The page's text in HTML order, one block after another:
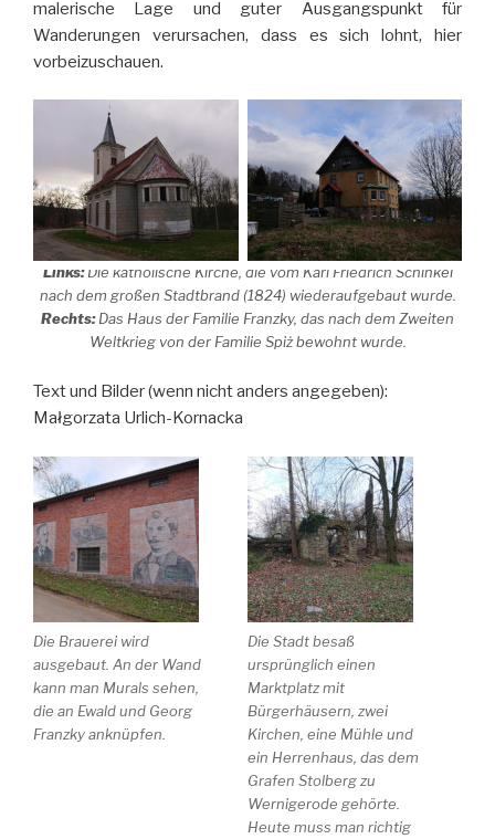
malerische Lage und guter Ausgangspunkt für
Wanderungen verursachen, dass es sich lohnt, hier
vorbeizuschauen.
Links:Die katholische Kirche, die vom Karl Friedrich Schinkel
nach dem großen Stadtbrand (1824) wiederaufgebaut wurde.
Rechts:Das Haus der Familie Franzky, das nach dem Zweiten
Weltkrieg von der Familie Spiż bewohnt wurde.
Text und Bilder (wenn nicht anders angegeben):
Małgorzata Urlich-Kornacka
Die Brauerei wird
ausgebaut. An der Wand
kann man Murals sehen,
die an Ewald und Georg
Franzky anknüpfen.
Die Stadt besaß
ursprünglich einen
Marktplatz mit
Bürgerhäusern, zwei
Kirchen, eine Mühle und
ein Herrenhaus, das dem
Grafen Stolberg zu
Wernigerode gehörte.
Heute muss man richtig